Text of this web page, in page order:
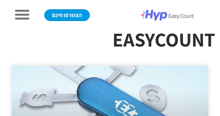
הצטרפו חינם
EASYCOUNT